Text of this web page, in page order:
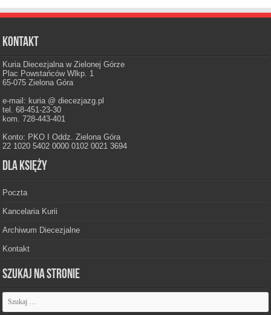
Kontakt
Kuria Diecezjalna w Zielonej Górze
Plac Powstańców Wlkp. 1
65-075 Zielona Góra
e-mail: kuria @ diecezjazg.pl
tel. 68-451-23-30
kom. 728-443-401
Konto: PKO I Oddz. Zielona Góra
22 1020 5402 0000 0102 0021 3694
Dla księży
Poczta
Kancelaria Kurii
Archiwum Diecezjalne
Kontakt
Szukaj na stronie